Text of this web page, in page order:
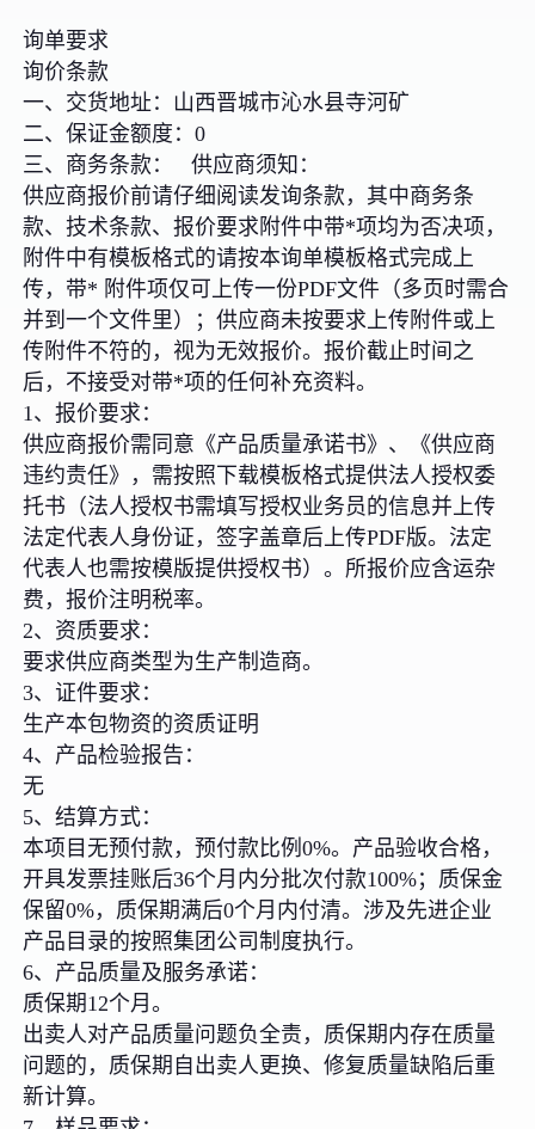
询单要求
询价条款
一、交货地址：山西晋城市沁水县寺河矿
二、保证金额度：0
三、商务条款： 供应商须知：
供应商报价前请仔细阅读发询条款，其中商务条
款、技术条款、报价要求附件中带*项均为否决项，
附件中有模板格式的请按本询单模板格式完成上
传，带* 附件项仅可上传一份PDF文件（多页时需合
并到一个文件里）；供应商未按要求上传附件或上
传附件不符的，视为无效报价。报价截止时间之
后，不接受对带*项的任何补充资料。
1、报价要求：
供应商报价需同意《产品质量承诺书》、《供应商
违约责任》，需按照下载模板格式提供法人授权委
托书（法人授权书需填写授权业务员的信息并上传
法定代表人身份证，签字盖章后上传PDF版。法定
代表人也需按模版提供授权书）。所报价应含运杂
费，报价注明税率。
2、资质要求：
要求供应商类型为生产制造商。
3、证件要求：
生产本包物资的资质证明
4、产品检验报告：
无
5、结算方式：
本项目无预付款，预付款比例0%。产品验收合格，
开具发票挂账后36个月内分批次付款100%；质保金
保留0%，质保期满后0个月内付清。涉及先进企业
产品目录的按照集团公司制度执行。
6、产品质量及服务承诺：
质保期12个月。
出卖人对产品质量问题负全责，质保期内存在质量
问题的，质保期自出卖人更换、修复质量缺陷后重
新计算。